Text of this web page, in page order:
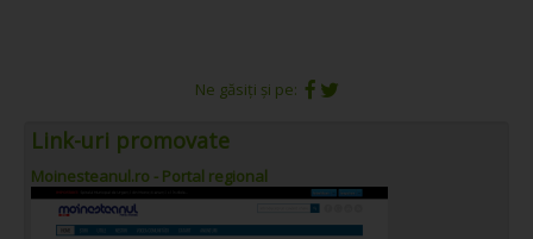
Ne găsiți și pe:
Link-uri promovate
Moinesteanul.ro - Portal regional